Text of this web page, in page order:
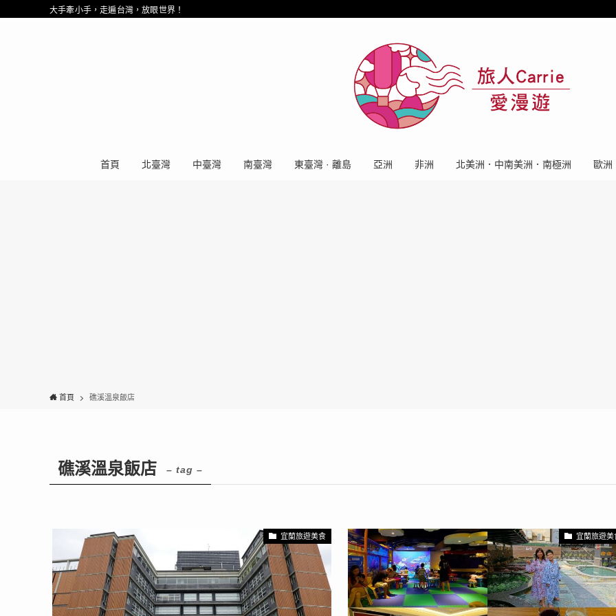
大手牽小手，走遍台灣，放眼世界！
首頁 北臺灣 中臺灣 南臺灣 東臺灣 · 離島 亞洲 非洲 北美洲．中南美洲．南極洲 歐洲
首頁 礁溪溫泉飯店
礁溪溫泉飯店 – tag –
宜蘭旅遊美食 宜蘭旅遊美